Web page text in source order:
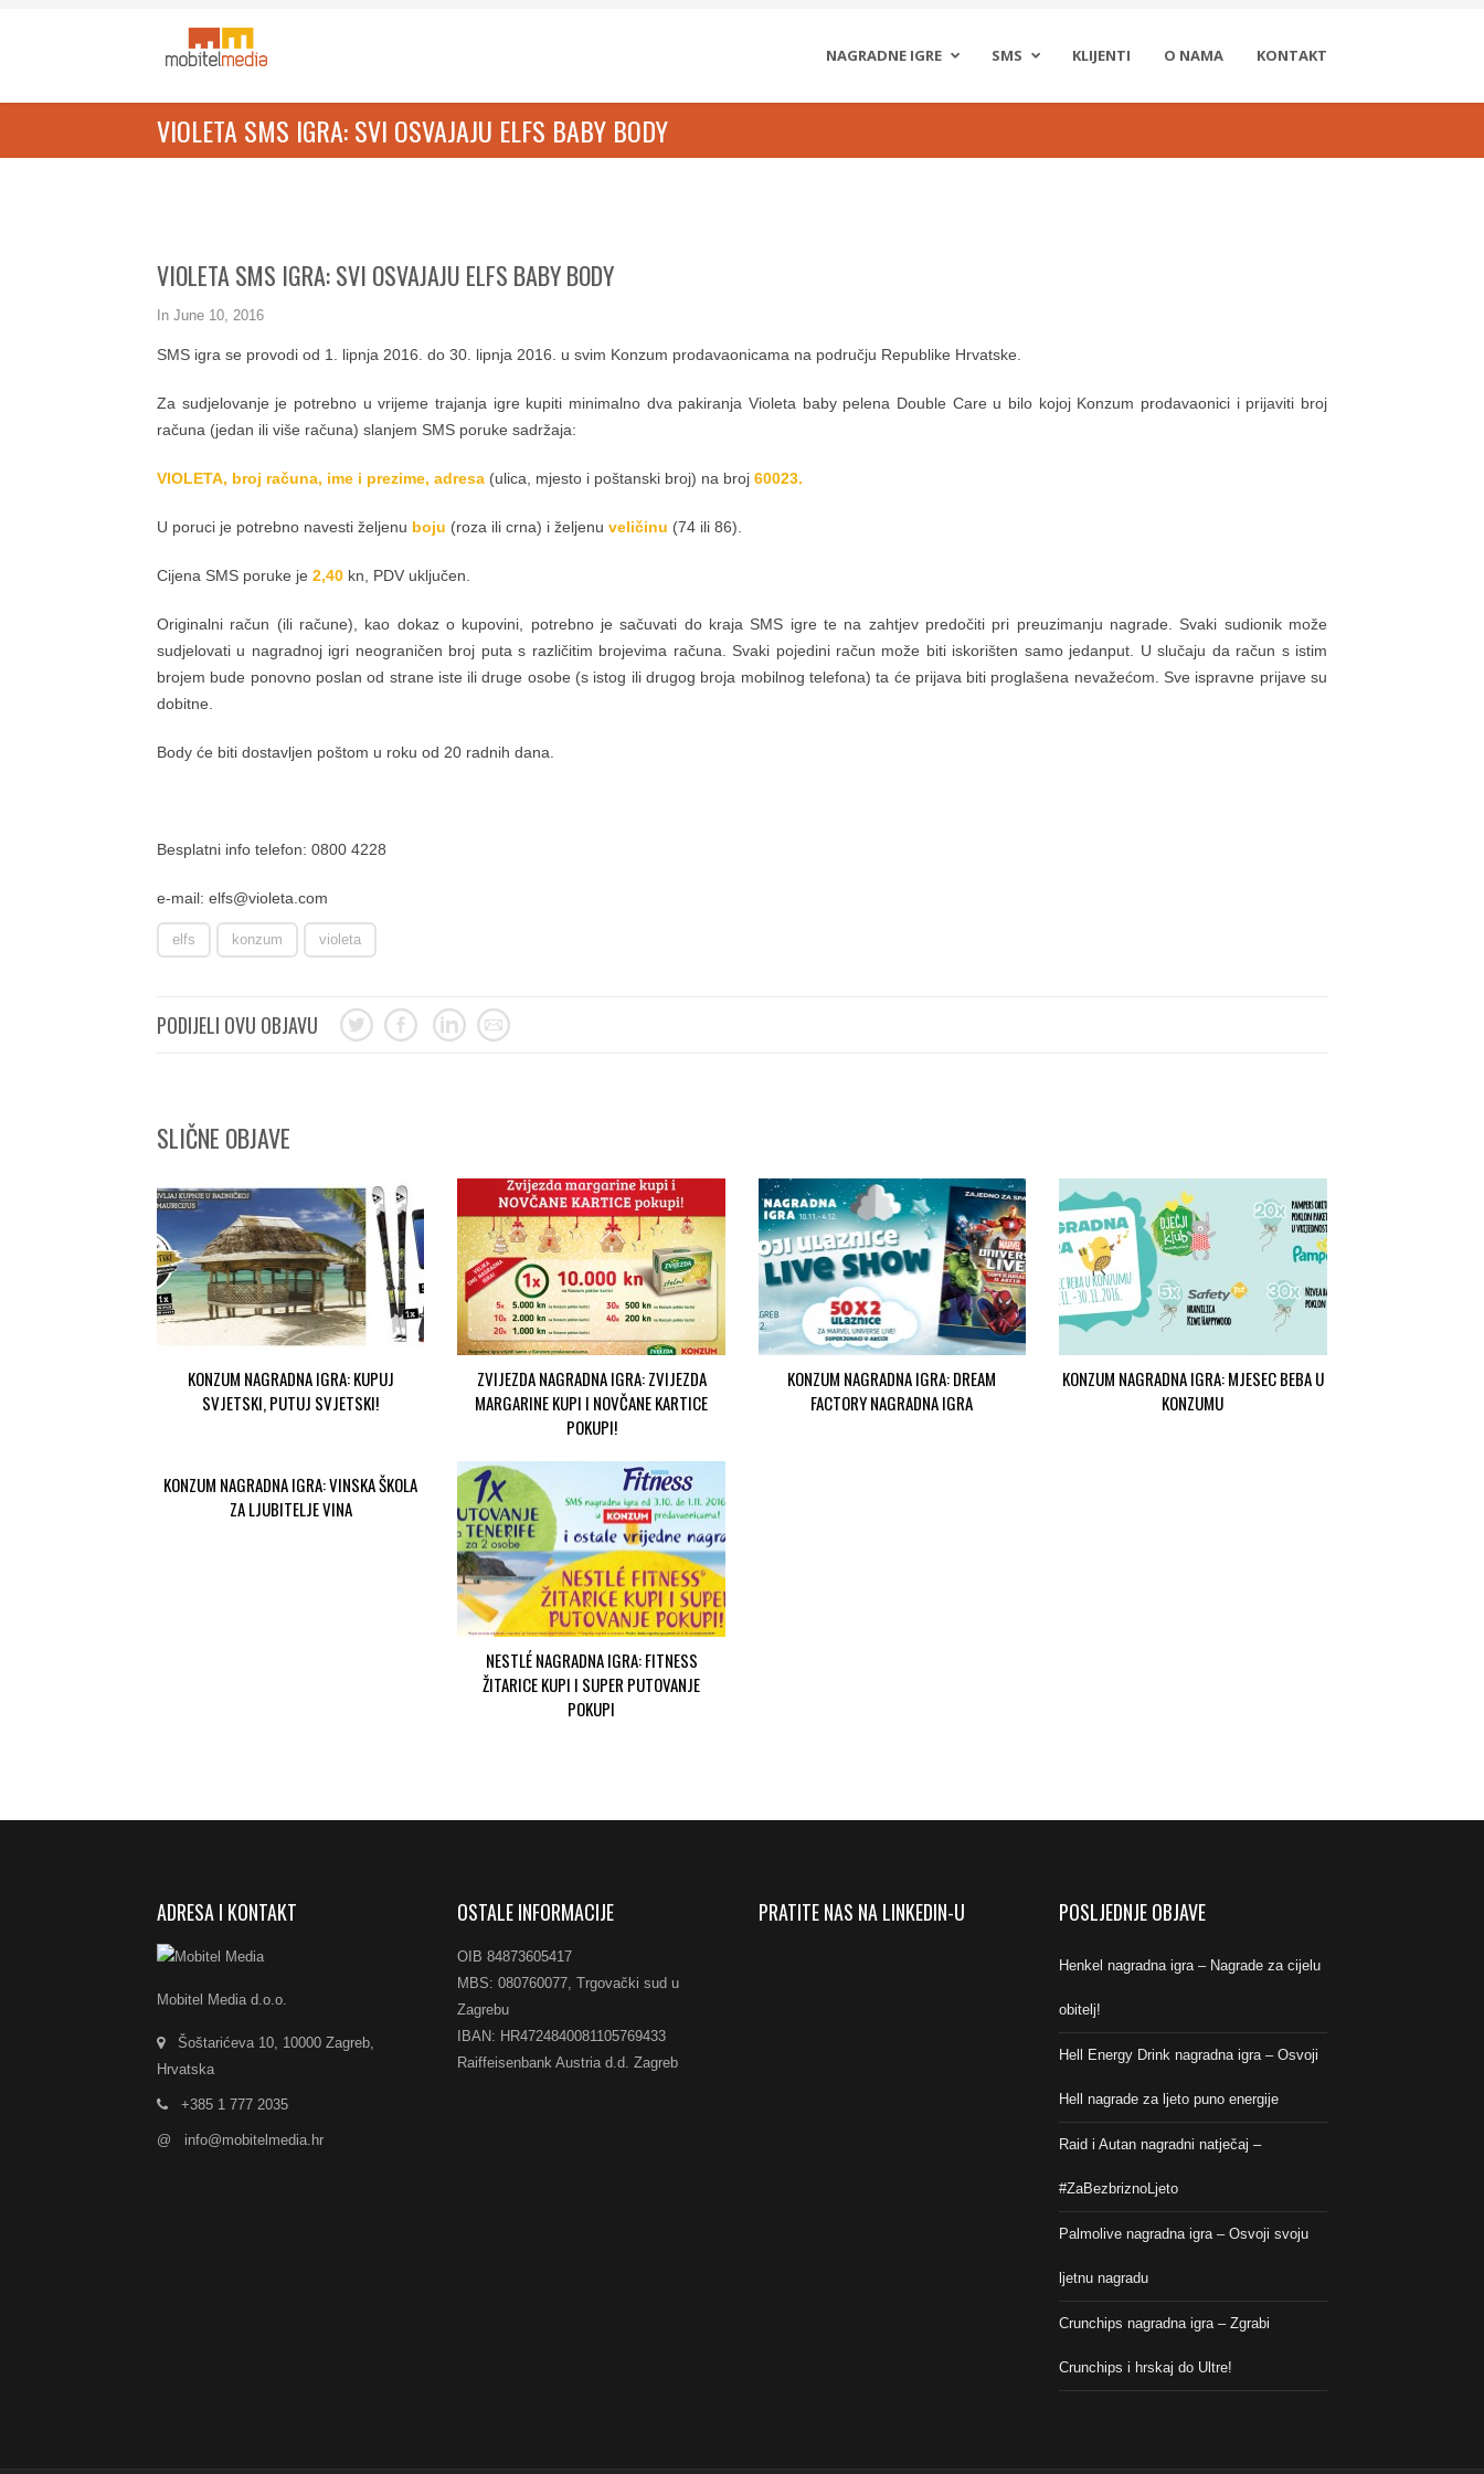
NAGRADNE IGRE SMS KLIJENTI O NAMA KONTAKT
VIOLETA SMS IGRA: SVI OSVAJAJU ELFS BABY BODY
VIOLETA SMS IGRA: SVI OSVAJAJU ELFS BABY BODY
In June 10, 2016
SMS igra se provodi od 1. lipnja 2016. do 30. lipnja 2016. u svim Konzum prodavaonicama na području Republike Hrvatske.
Za sudjelovanje je potrebno u vrijeme trajanja igre kupiti minimalno dva pakiranja Violeta baby pelena Double Care u bilo kojoj Konzum prodavaonici i prijaviti broj
računa (jedan ili više računa) slanjem SMS poruke sadržaja:
VIOLETA, broj računa, ime i prezime, adresa (ulica, mjesto i poštanski broj) na broj 60023.
U poruci je potrebno navesti željenu boju (roza ili crna) i željenu veličinu (74 ili 86).
Cijena SMS poruke je 2,40 kn, PDV uključen.
Originalni račun (ili račune), kao dokaz o kupovini, potrebno je sačuvati do kraja SMS igre te na zahtjev predočiti pri preuzimanju nagrade. Svaki sudionik može
sudjelovati u nagradnoj igri neograničen broj puta s različitim brojevima računa. Svaki pojedini račun može biti iskorišten samo jedanput. U slučaju da račun s istim
brojem bude ponovno poslan od strane iste ili druge osobe (s istog ili drugog broja mobilnog telefona) ta će prijava biti proglašena nevažećom. Sve ispravne prijave su
dobitne.
Body će biti dostavljen poštom u roku od 20 radnih dana.
Besplatni info telefon: 0800 4228
e-mail: elfs@violeta.com
elfs konzum violeta
PODIJELI OVU OBJAVU
SLIČNE OBJAVE
KONZUM NAGRADNA IGRA: KUPUJ
SVJETSKI, PUTUJ SVJETSKI!
ZVIJEZDA NAGRADNA IGRA: ZVIJEZDA
MARGARINE KUPI I NOVČANE KARTICE
POKUPI!
KONZUM NAGRADNA IGRA: DREAM
FACTORY NAGRADNA IGRA
KONZUM NAGRADNA IGRA: MJESEC BEBA U
KONZUMU
KONZUM NAGRADNA IGRA: VINSKA ŠKOLA
ZA LJUBITELJE VINA
NESTLÉ NAGRADNA IGRA: FITNESS
ŽITARICE KUPI I SUPER PUTOVANJE
POKUPI
ADRESA I KONTAKT
Mobitel Media d.o.o.
Šoštarićeva 10, 10000 Zagreb,
Hrvatska
+385 1 777 2035
@ info@mobitelmedia.hr
OSTALE INFORMACIJE
OIB 84873605417
MBS: 080760077, Trgovački sud u
Zagrebu
IBAN: HR4724840081105769433
Raiffeisenbank Austria d.d. Zagreb
PRATITE NAS NA LINKEDIN-U POSLJEDNJE OBJAVE
Henkel nagradna igra – Nagrade za cijelu
obitelj!
Hell Energy Drink nagradna igra – Osvoji
Hell nagrade za ljeto puno energije
Raid i Autan nagradni natječaj –
#ZaBezbriznoLjeto
Palmolive nagradna igra – Osvoji svoju
ljetnu nagradu
Crunchips nagradna igra – Zgrabi
Crunchips i hrskaj do Ultre!